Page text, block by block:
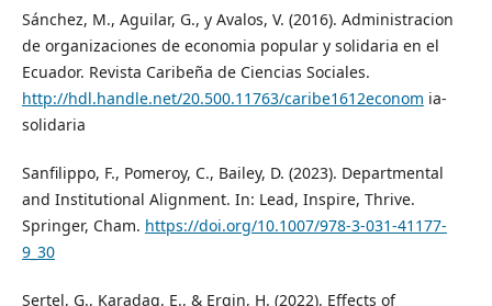
Sánchez, M., Aguilar, G., y Avalos, V. (2016). Administracion
de organizaciones de economia popular y solidaria en el
Ecuador. Revista Caribeña de Ciencias Sociales.
http://hdl.handle.net/20.500.11763/caribe1612econom ia-
solidaria
Sanfilippo, F., Pomeroy, C., Bailey, D. (2023). Departmental
and Institutional Alignment. In: Lead, Inspire, Thrive.
Springer, Cham. https://doi.org/10.1007/978-3-031-41177-
9_30
Sertel, G., Karadag, E., & Ergin, H. (2022). Effects of